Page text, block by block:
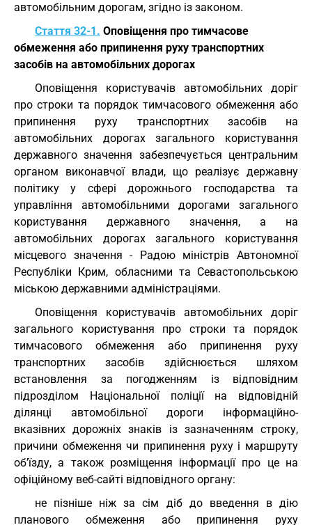
автомобільним дорогам, згідно із законом.
Стаття 32-1. Оповіщення про тимчасове
обмеження або припинення руху транспортних
засобів на автомобільних дорогах
Оповіщення користувачів автомобільних доріг
про строки та порядок тимчасового обмеження або
припинення руху транспортних засобів на
автомобільних дорогах загального користування
державного значення забезпечується центральним
органом виконавчої влади, що реалізує державну
політику у сфері дорожнього господарства та
управління автомобільними дорогами загального
користування державного значення, а на
автомобільних дорогах загального користування
місцевого значення - Радою міністрів Автономної
Республіки Крим, обласними та Севастопольською
міською державними адміністраціями.
Оповіщення користувачів автомобільних доріг
загального користування про строки та порядок
тимчасового обмеження або припинення руху
транспортних засобів здійснюється шляхом
встановлення за погодженням із відповідним
підрозділом Національної поліції на відповідній
ділянці автомобільної дороги інформаційно-
вказівних дорожніх знаків із зазначенням строку,
причини обмеження чи припинення руху і маршруту
об’їзду, а також розміщення інформації про це на
офіційному веб-сайті відповідного органу:
не пізніше ніж за сім діб до введення в дію
планового обмеження або припинення руху